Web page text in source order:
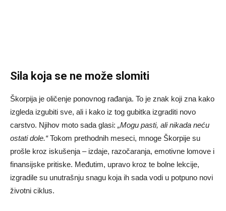
Sila koja se ne može slomiti
Škorpija je oličenje ponovnog rađanja. To je znak koji zna kako
izgleda izgubiti sve, ali i kako iz tog gubitka izgraditi novo
carstvo. Njihov moto sada glasi: „Mogu pasti, ali nikada neću
ostati dole.“Tokom prethodnih meseci, mnoge Škorpije su
prošle kroz iskušenja – izdaje, razočaranja, emotivne lomove i
finansijske pritiske. Međutim, upravo kroz te bolne lekcije,
izgradile su unutrašnju snagu koja ih sada vodi u potpuno novi
životni ciklus.